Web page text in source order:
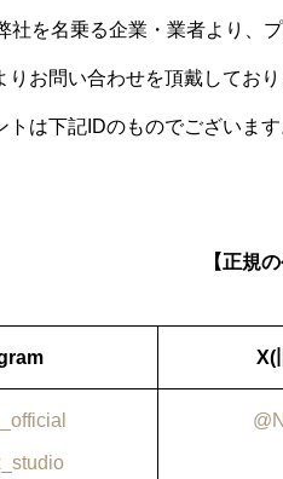
社を名乗る企業・業者より、
お問い合わせを頂戴しており
トは下記IDのものでございま
【正規
X(